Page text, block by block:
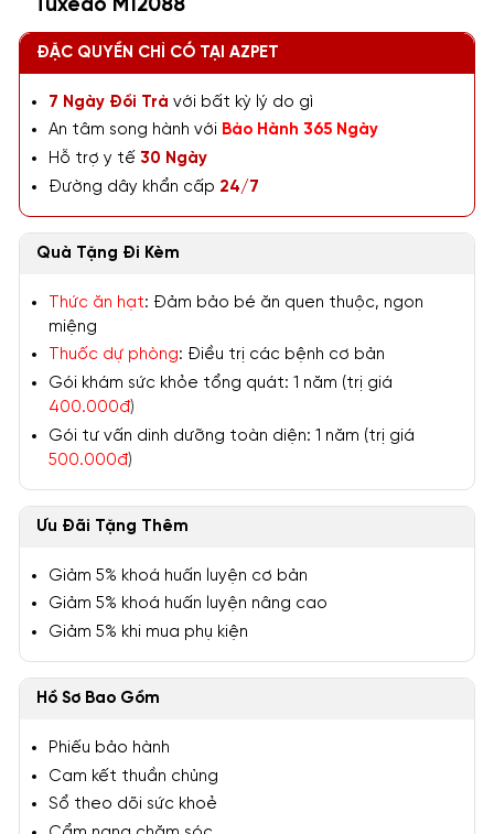
Tuxedo M12088
ĐẶC QUYỀN CHỈ CÓ TẠI AZPET
7 Ngày Đổi Trả với bất kỳ lý do gì
An tâm song hành với Bảo Hành 365 Ngày
Hỗ trợ y tế 30 Ngày
Đường dây khẩn cấp 24/7
Quà Tặng Đi Kèm
Thức ăn hạt: Đảm bảo bé ăn quen thuộc, ngon
miệng
Thuốc dự phòng: Điều trị các bệnh cơ bản
Gói khám sức khỏe tổng quát: 1 năm (trị giá
400.000đ)
Gói tư vấn dinh dưỡng toàn diện: 1 năm (trị giá
500.000đ)
Ưu Đãi Tặng Thêm
Giảm 5% khoá huấn luyện cơ bản
Giảm 5% khoá huấn luyện nâng cao
Giảm 5% khi mua phụ kiện
Hồ Sơ Bao Gồm
Phiếu bảo hành
Cam kết thuần chủng
Sổ theo dõi sức khoẻ